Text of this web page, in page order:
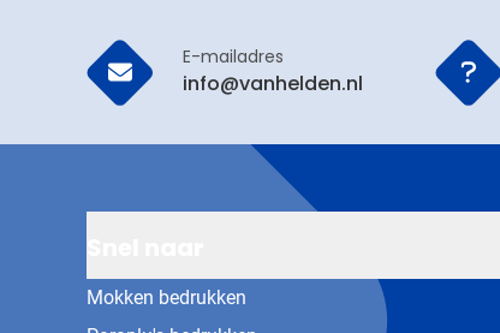
E-mailadres
info@vanhelden.nl
Mokken bedrukken